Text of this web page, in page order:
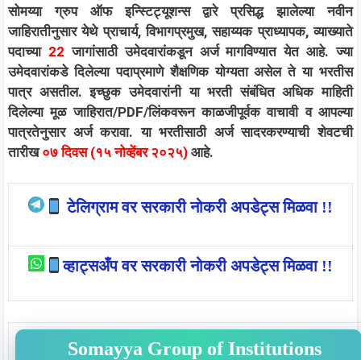
सोमय्या ग्रुप ऑफ इन्स्टिट्यूशन्स द्वारे प्रसिद्ध झालेल्या नवीन
जाहिरातीनुसार येथे प्राचार्य, विभागप्रमुख, सहाय्यक प्राध्यापक, व्याख्याते
पदाच्या 22जागांसाठी उमेदवारांकडून अर्ज मागविण्यात येत आहे. ज्या
उमेदवारांकडे दिलेल्या पदाप्रमाणे शैक्षणिक योग्यता असेल ते या भरतीस
पात्र असतील. इच्छुक उमेदवारांनी या भरती संबंधित अधिक माहिती
दिलेल्या मूळ जाहिरात/PDF/लिंकवरून काळजीपूर्वक वाचावी व आपल्या
पात्रतेनुसार अर्ज करावा. या भरतीसाठी अर्ज सादरकरण्याची शेवटची
तारीख०७ दिवस (१५ नोव्हेंबर २०२५) आहे.
टेलिग्राम वर सरकारी नोकरी अपडेट्स मिळवा !!
व्हाट्सअँप वर सरकारी नोकरी अपडेट्स मिळवा !!
Somayya Group of Institutions